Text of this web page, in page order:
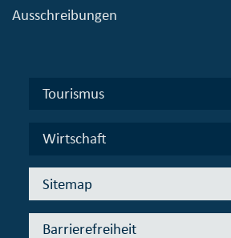
Ausschreibungen
Tourismus
Wirtschaft
Sitemap
Barrierefreiheit